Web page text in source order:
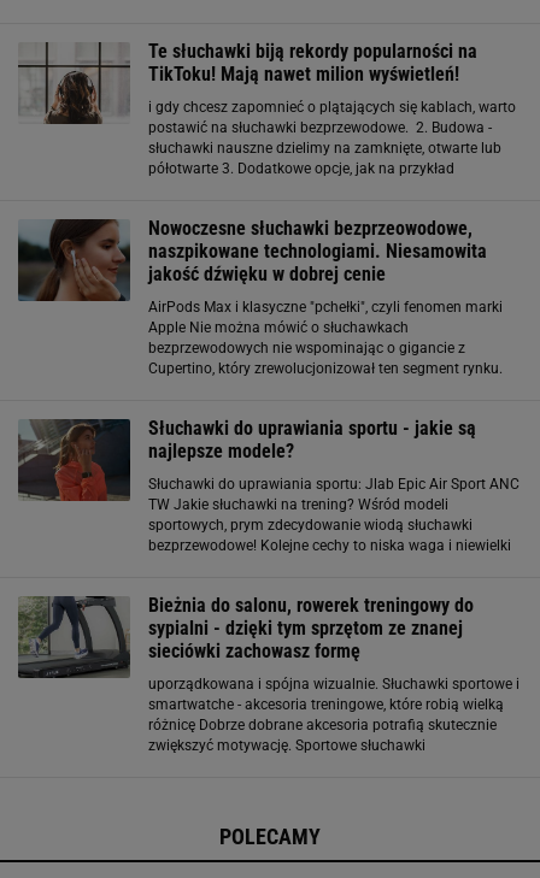
Te słuchawki biją rekordy popularności na
TikToku! Mają nawet milion wyświetleń!
i gdy chcesz zapomnieć o plątających się kablach, warto
postawić na słuchawki bezprzewodowe. 2. Budowa -
słuchawki nauszne dzielimy na zamknięte, otwarte lub
półotwarte 3. Dodatkowe opcje, jak na przykład
graczy oraz osób
Nowoczesne słuchawki bezprzeowodowe,
naszpikowane technologiami. Niesamowita
jakość dźwięku w dobrej cenie
AirPods Max i klasyczne "pchełki", czyli fenomen marki
Apple Nie można mówić o słuchawkach
bezprzewodowych nie wspominając o gigancie z
Cupertino, który zrewolucjonizował ten segment rynku.
Słuchawki do uprawiania sportu - jakie są
najlepsze modele?
Słuchawki do uprawiania sportu: Jlab Epic Air Sport ANC
TW Jakie słuchawki na trening? Wśród modeli
sportowych, prym zdecydowanie wiodą słuchawki
bezprzewodowe! Kolejne cechy to niska waga i niewielki
Bieżnia do salonu, rowerek treningowy do
sypialni - dzięki tym sprzętom ze znanej
sieciówki zachowasz formę
uporządkowana i spójna wizualnie. Słuchawki sportowe i
smartwatche - akcesoria treningowe, które robią wielką
różnicę Dobrze dobrane akcesoria potrafią skutecznie
zwiększyć motywację. Sportowe słuchawki
POLECAMY